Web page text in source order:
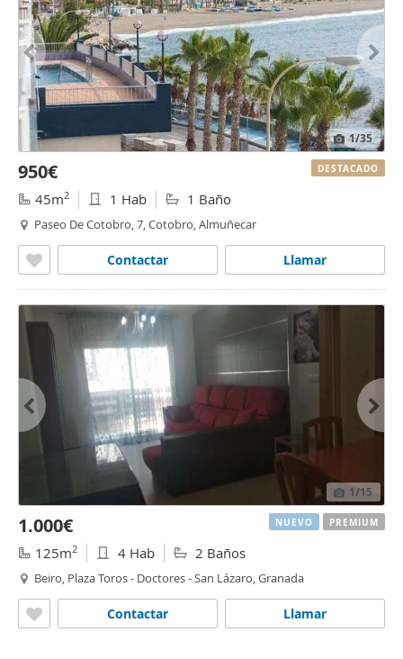
1/35
950€
45m2 1 Hab 1 Baño
Paseo De Cotobro, 7, Cotobro, Almuñecar
Llamar
Contactar
DESTACADO
1/15
1.000€
125m2 4 Hab 2 Baños
Beiro, Plaza Toros - Doctores - San Lázaro, Granada
Llamar
Contactar
NUEVO PREMIUM